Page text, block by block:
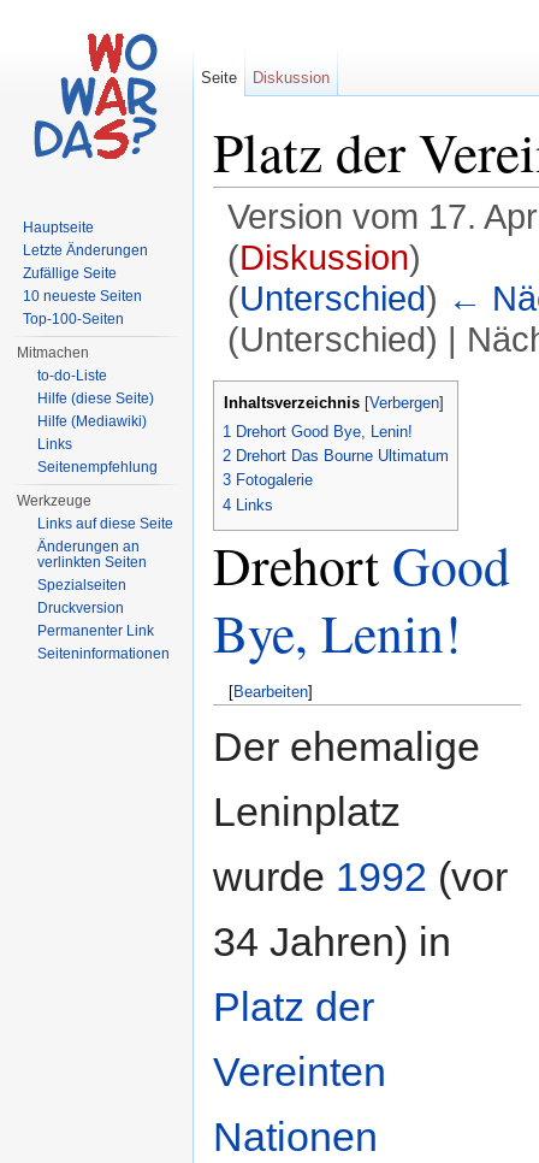
Platz der
Version vom 17.
(Diskussion)
(Unterschied) ←
(Unterschied) |
Inhaltsverzeichnis[Verbergen]
1 Drehort Good Bye, Lenin!
2 Drehort Das Bourne Ultimatum
3 Fotogalerie
4 Links
Drehort Good
Bye, Lenin!
[Bearbeiten]
Der ehemalige
Leninplatz
wurde 1992 (vor
34 Jahren) in
Platz der
Vereinten
Nationen
Seite Diskussion
Hauptseite
Letzte Änderungen
Zufällige Seite
10 neueste Seiten
Top-100-Seiten
Mitmachen
to-do-Liste
Hilfe (diese Seite)
Hilfe (Mediawiki)
Links
Seitenempfehlung
Werkzeuge
Links auf diese Seite
Änderungen an
verlinkten Seiten
Spezialseiten
Druckversion
Permanenter Link
Seiteninformationen